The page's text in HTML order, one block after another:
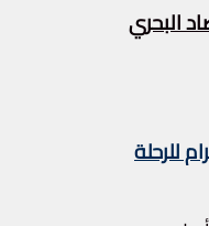
البحري